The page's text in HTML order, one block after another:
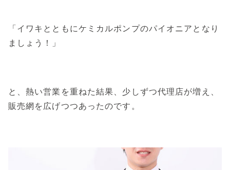
「イワキとともにケミカルポンプのパイオニアとなり
ましょう！」
と、熱い営業を重ねた結果、少しずつ代理店が増え、
販売網を広げつつあったのです。